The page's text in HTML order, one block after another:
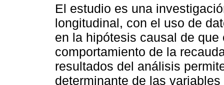
El estudio es una
longitudinal, con el uso de
en la hipótesis causal de
comportamiento de la
resultados del análisis
determinante de las